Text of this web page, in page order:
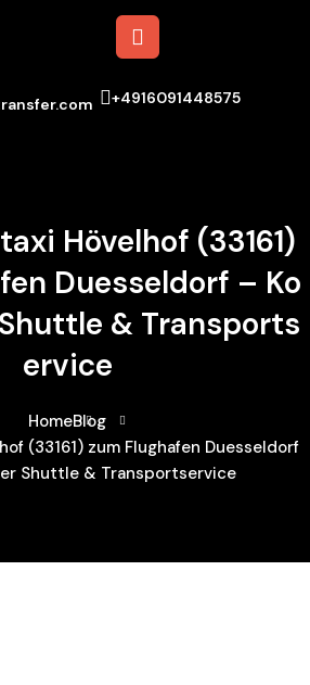
+4916091448575
Hövelhof (33161)
Duesseldorf – Ko
& Transports
Ervice
HomeBlog
(33161) zum Flughafen Duesseldorf
Shuttle & Transportservice